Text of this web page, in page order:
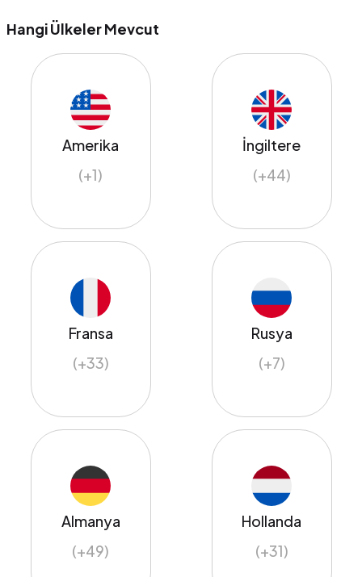
Hangi Ülkeler Mevcut
Amerika
(+1)
İngiltere
(+44)
Fransa
(+33)
Rusya
(+7)
Almanya
(+49)
Hollanda
(+31)